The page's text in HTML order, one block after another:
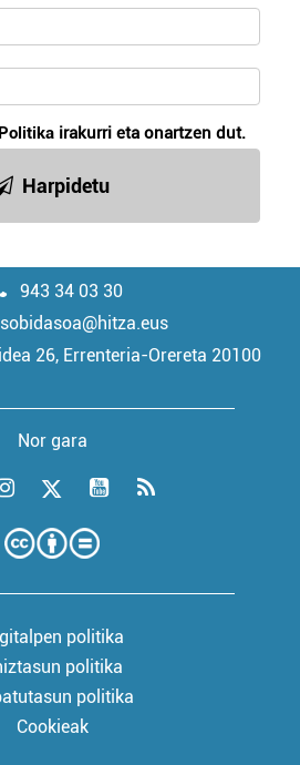
irakurri eta onartzen dut.
Harpidetu
943 34 03 30
26, Errenteria-Orereta 20100
Nor gara
politika
politika
politika
Cookieak